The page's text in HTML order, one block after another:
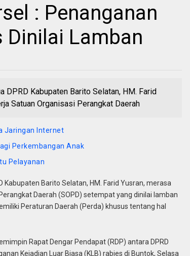
: Penanganan
Dinilai Lamban
DPRD Kabupaten Barito Selatan, HM. Farid
Satuan Organisasi Perangkat Daerah
Jaringan Internet
Perkembangan Anak
Pelayanan
Kabupaten Barito Selatan, HM. Farid Yusran, merasa
Daerah (SOPD) setempat yang dinilai lamban
Peraturan Daerah (Perda) khusus tentang hal
Rapat Dengar Pendapat (RDP) antara DPRD
Kejadian Luar Biasa (KLB) rabies di Buntok, Selasa